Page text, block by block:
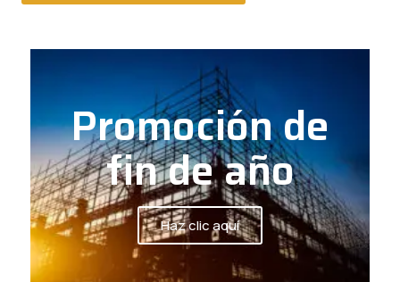
Promoción de
fin de año
Haz clic aquí